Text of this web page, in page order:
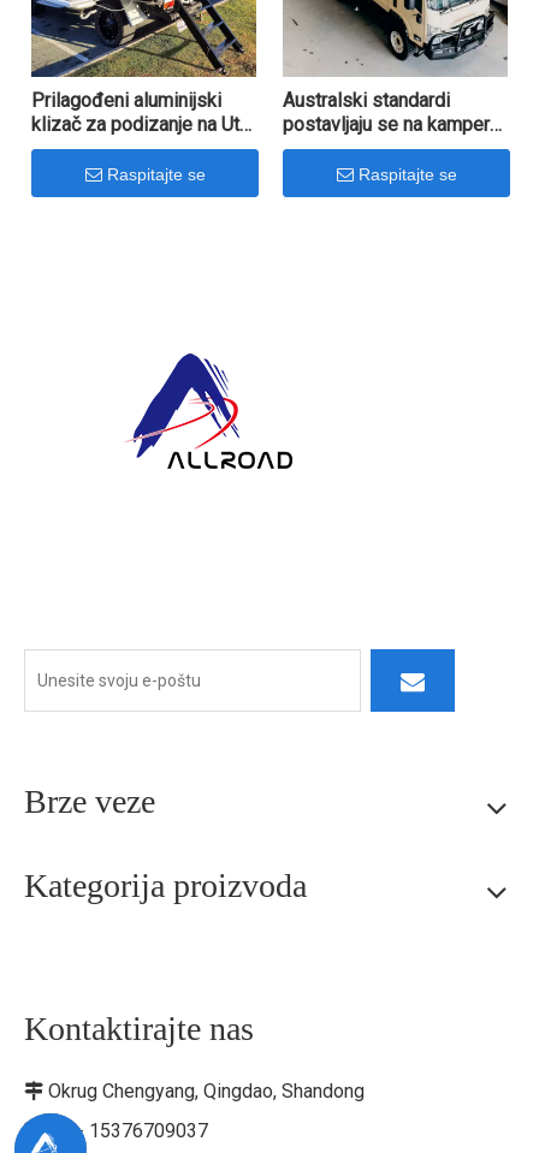
Prilagođeni aluminijski
klizač za podizanje na Ute
Truck Camper australskom
standarduRaspitajte se
Australski standardi
postavljaju se na kamper
kamiona za preuzimanje
Raspitajte se
Brze veze
Kategorija proizvoda
Kontaktirajte nas
 Okrug Chengyang, Qingdao, Shandong
 +86- 15376709037